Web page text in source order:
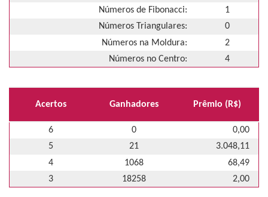
Números de Fibonacci:
1
Números Triangulares:
0
Números na Moldura:
2
Números no Centro:
4
Acertos Ganhadores Prêmio (R$)
6 0
0,00
5
21
3.048,11
4
1068
68,49
3
18258 2,00